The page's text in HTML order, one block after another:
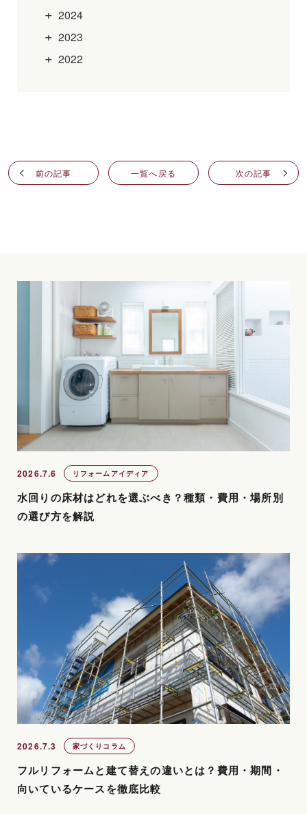
2024
2023
2022
前の記事 一覧へ戻る 次の記事
2026.7.6 リフォームアイディア
水回りの床材はどれを選ぶべき？種類・費用・場所別
の選び方を解説
2026.7.3 家づくりコラム
フルリフォームと建て替えの違いとは？費用・期間・
向いているケースを徹底比較